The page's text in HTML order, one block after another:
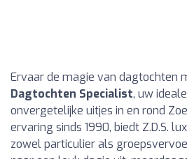
Ervaar de magie van dagtochten
Dagtochten Specialist, uw
onvergetelijke uitjes in en rond
ervaring sinds 1990, biedt Z.D.S.
zowel particulier als